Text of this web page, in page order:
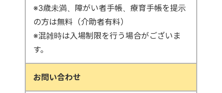
※3歳未満、障がい者手帳、療育手帳を提示
の方は無料（介助者有料）
※混雑時は入場制限を行う場合がございま
す。
お問い合わせ